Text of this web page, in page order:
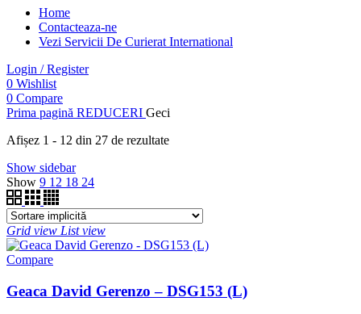
Home
Contacteaza-ne
Vezi Servicii De Curierat International
Login / Register
0 Wishlist
0 Compare
Prima pagină REDUCERI Geci
Afișez 1 - 12 din 27 de rezultate
Show sidebar
Show 9 12 18 24
Grid view List view
Compare
Geaca David Gerenzo – DSG153 (L)